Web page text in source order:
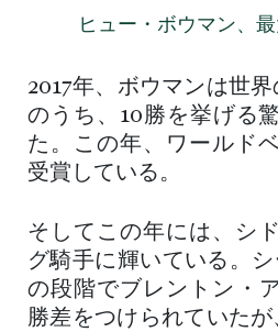
ヒュー・ボウマン、
2017年、ボウマンは世
のうち、10勝を挙げる
た。この年、ワールド
受賞している。
そしてこの年には、シ
グ騎手に輝いている。
の段階でブレントン・
勝差をつけられていた